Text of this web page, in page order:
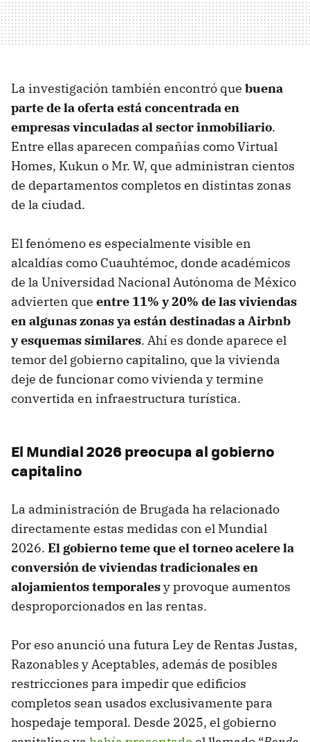
La investigación también encontró que buena
parte de la oferta está concentrada en
empresas vinculadas al sector inmobiliario.
Entre ellas aparecen compañías como Virtual
Homes, Kukun o Mr. W, que administran cientos
de departamentos completos en distintas zonas
de la ciudad.
El fenómeno es especialmente visible en
alcaldías como Cuauhtémoc, donde académicos
de la Universidad Nacional Autónoma de México
advierten que entre 11% y 20% de las viviendas
en algunas zonas ya están destinadas a Airbnb
y esquemas similares. Ahí es donde aparece el
temor del gobierno capitalino, que la vivienda
deje de funcionar como vivienda y termine
convertida en infraestructura turística.
El Mundial 2026 preocupa al gobierno
capitalino
La administración de Brugada ha relacionado
directamente estas medidas con el Mundial
2026. El gobierno teme que el torneo acelere la
conversión de viviendas tradicionales en
alojamientos temporalesy provoque aumentos
desproporcionados en las rentas.
Por eso anunció una futura Ley de Rentas Justas,
Razonables y Aceptables, además de posibles
restricciones para impedir que edificios
completos sean usados exclusivamente para
hospedaje temporal. Desde 2025, el gobierno